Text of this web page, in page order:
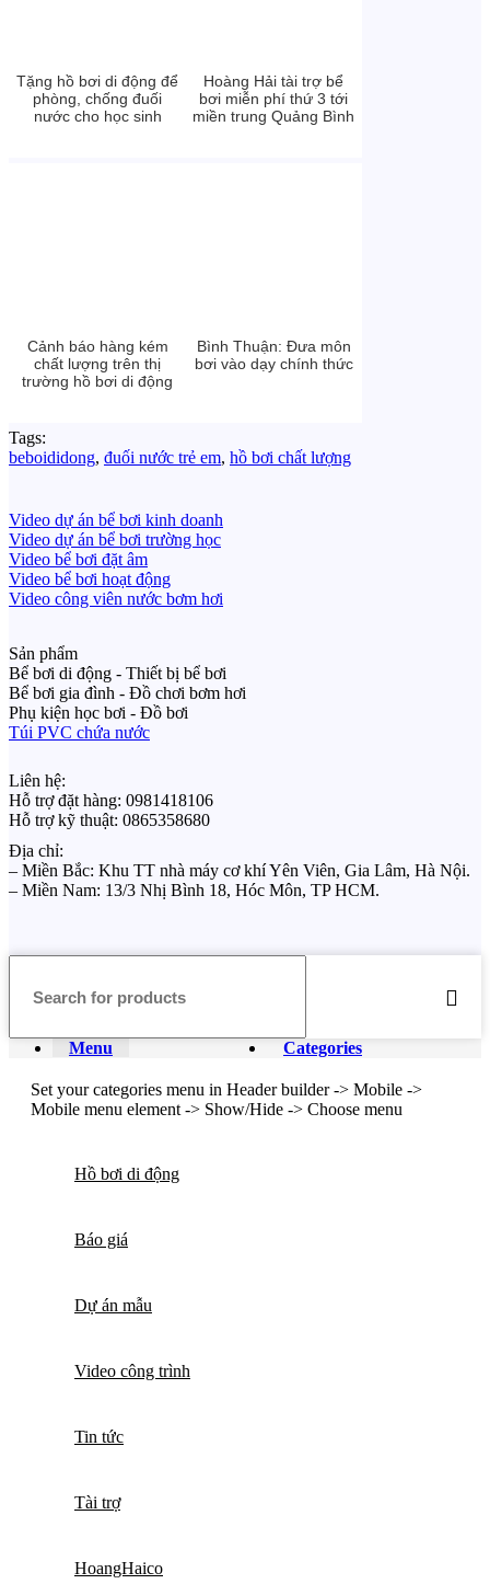
Tặng hồ bơi di động để
phòng, chống đuối
nước cho học sinh
Hoàng Hải tài trợ bể
bơi miễn phí thứ 3 tới
miền trung Quảng Bình
Cảnh báo hàng kém
chất lượng trên thị
trường hồ bơi di động
Bình Thuận: Đưa môn
bơi vào dạy chính thức
Tags:
beboididong, đuối nước trẻ em, hồ bơi chất lượng
Video dự án bể bơi kinh doanh
Video dự án bể bơi trường học
Video bể bơi đặt âm
Video bể bơi hoạt động
Video công viên nước bơm hơi
Sản phẩm
Bể bơi di động - Thiết bị bể bơi
Bể bơi gia đình - Đồ chơi bơm hơi
Phụ kiện học bơi - Đồ bơi
Túi PVC chứa nước
Liên hệ:
Hỗ trợ đặt hàng: 0981418106
Hỗ trợ kỹ thuật: 0865358680
Địa chỉ:
– Miền Bắc: Khu TT nhà máy cơ khí Yên Viên, Gia Lâm, Hà Nội.
– Miền Nam: 13/3 Nhị Bình 18, Hóc Môn, TP HCM.
Menu Categories
Set your categories menu in Header builder -> Mobile ->
Mobile menu element -> Show/Hide -> Choose menu
Hồ bơi di động
Báo giá
Dự án mẫu
Video công trình
Tin tức
Tài trợ
HoangHaico